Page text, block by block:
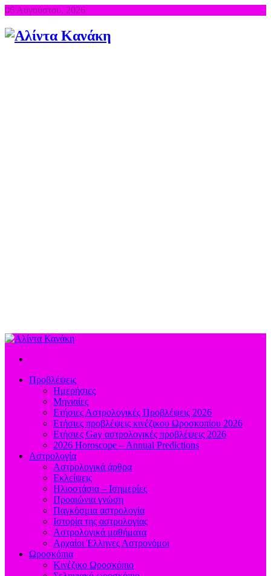
06 Αυγούστου, 2026
Προβλέψεις
Ημερήσιες
Μηνιαίες
Ετήσιες Αστρολογικές Προβλέψεις 2026
Ετήσιες προβλέψεις κινέζικου Ωροσκοπίου 2026
Ετήσιες Gay αστρολογικές προβλέψεις 2026
2026 Horoscope – Annual Predictions
Αστρολογία
Αστρολογικά άρθρα
Εκλείψεις
Ηλιοστάσια – Ισημερίες
Προαιώνια γνώση
Παγκόσμια αστρολογία
Ιστορία της αστρολογίας
Aστρολογικά μαθήματα
Aρχαίοι Έλληνες Αστρονόμοι
Ωροσκόπια
Κινέζικο Ωροσκόπιο